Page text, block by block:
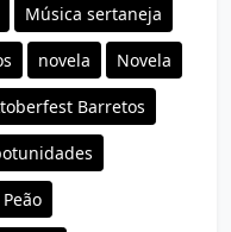
Música sertaneja
novela Novela
Barretos